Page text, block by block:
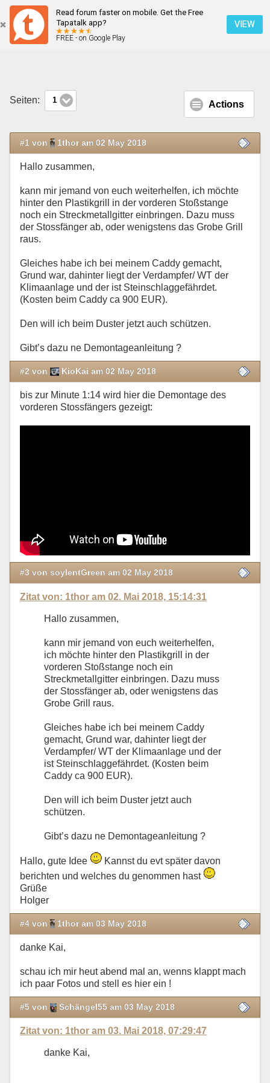
Read forum faster on mobile. Get the Free
Tapatalk app?
FREE - on Google Play
VIEW
Grill Stossfänger schützen
Seiten: 1 Actions
#1 von 1thor am 02 May 2018
Hallo zusammen,
kann mir jemand von euch weiterhelfen, ich möchte
hinter den Plastikgrill in der vorderen Stoßstange
noch ein Streckmetallgitter einbringen. Dazu muss
der Stossfänger ab, oder wenigstens das Grobe Grill
raus.
Gleiches habe ich bei meinem Caddy gemacht,
Grund war, dahinter liegt der Verdampfer/ WT der
Klimaanlage und der ist Steinschlaggefährdet.
(Kosten beim Caddy ca 900 EUR).
Den will ich beim Duster jetzt auch schützen.
Gibt’s dazu ne Demontageanleitung ?
#2 von KioKai am 02 May 2018
bis zur Minute 1:14 wird hier die Demontage des
vorderen Stossfängers gezeigt:
#3 von soylentGreen am 02 May 2018
Zitat von: 1thor am 02. Mai 2018, 15:14:31
Hallo zusammen,
kann mir jemand von euch weiterhelfen,
ich möchte hinter den Plastikgrill in der
vorderen Stoßstange noch ein
Streckmetallgitter einbringen. Dazu muss
der Stossfänger ab, oder wenigstens das
Grobe Grill raus.
Gleiches habe ich bei meinem Caddy
gemacht, Grund war, dahinter liegt der
Verdampfer/ WT der Klimaanlage und der
ist Steinschlaggefährdet. (Kosten beim
Caddy ca 900 EUR).
Den will ich beim Duster jetzt auch
schützen.
Gibt’s dazu ne Demontageanleitung ?
Hallo, gute Idee
Kannst du evt später davon
berichten und welches du genommen hast
Grüße
Holger
#4 von 1thor am 03 May 2018
danke Kai,
schau ich mir heut abend mal an, wenns klappt mach
ich paar Fotos und stell es hier ein !
#5 von Schängel55 am 03 May 2018
Zitat von: 1thor am 03. Mai 2018, 07:29:47
danke Kai,